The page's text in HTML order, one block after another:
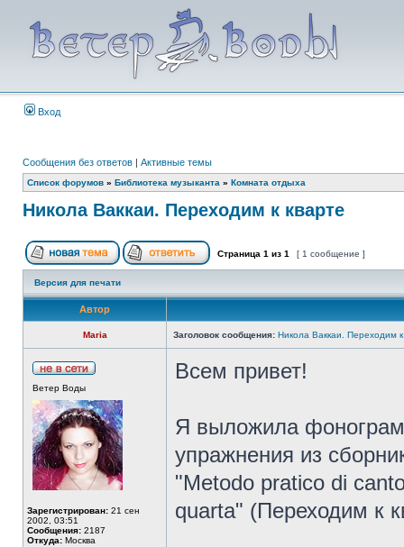
Вход
Сообщения без ответов | Активные темы
Список форумов » Библиотека музыканта » Комната отдыха
Никола Ваккаи. Переходим к кварте
Страница 1 из 1 [ 1 сообщение ]
Версия для печати
Автор
Maria Заголовок сообщения: Никола Ваккаи. Переходим к
Ветер Воды
Зарегистрирован: 21 сен
2002, 03:51
Сообщения: 2187
Откуда: Москва
Всем привет!
Я выложила
упражнения из
"Metodo pratico di
quarta" (Переходим к